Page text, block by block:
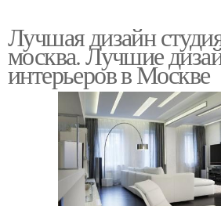
Лучшая дизайн
москва. Лучшие
интерьеров в Москве